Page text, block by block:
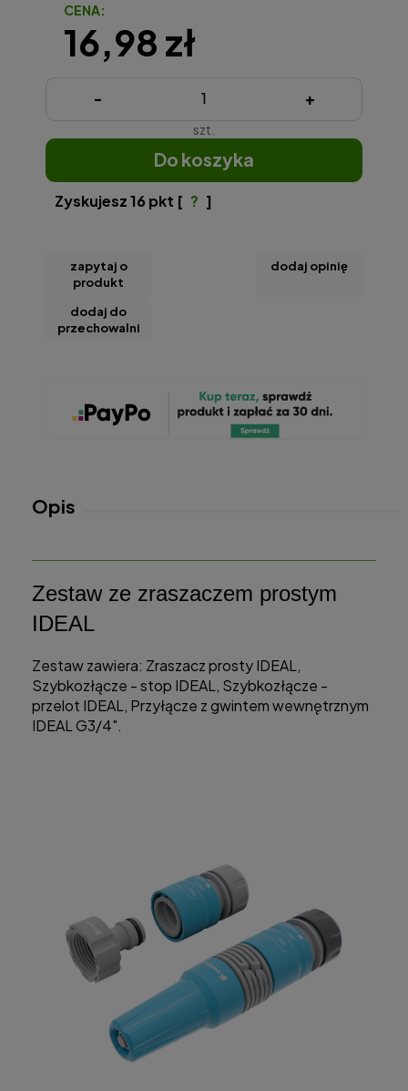
CENA:
16,98 zł
- +
szt.
do koszyka
Zyskujesz16 pkt [ ? ]
zapytaj o
produkt
dodaj opinię
dodaj do
przechowalni
Opis
Zestaw ze zraszaczem prostym
IDEAL
Zestaw zawiera: Zraszacz prosty IDEAL,
Szybkozłącze - stop IDEAL, Szybkozłącze -
przelot IDEAL, Przyłącze z gwintem wewnętrznym
IDEAL G3/4".